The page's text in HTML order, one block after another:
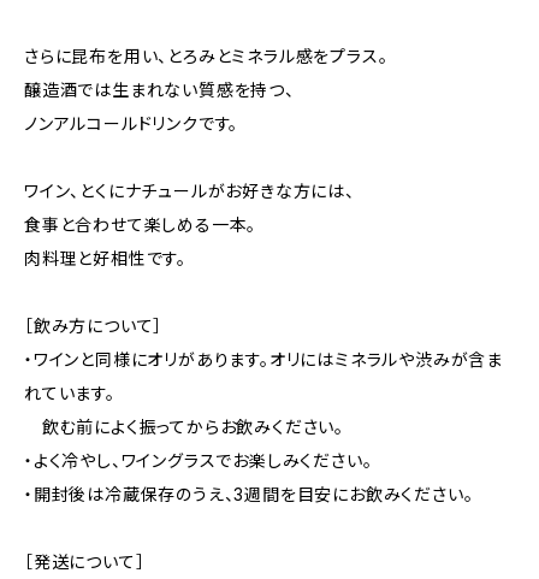
さらに昆布を用い、とろみとミネラル感をプラス。
醸造酒では生まれない質感を持つ、
ノンアルコールドリンクです。
ワイン、とくにナチュールがお好きな方には、
食事と合わせて楽しめる一本。
肉料理と好相性です。
［飲み方について］
・ワインと同様にオリがあります。オリにはミネラルや渋みが含ま
れています。
飲む前によく振ってからお飲みください。
・よく冷やし、ワイングラスでお楽しみください。
・開封後は冷蔵保存のうえ、3週間を目安にお飲みください。
［発送について］